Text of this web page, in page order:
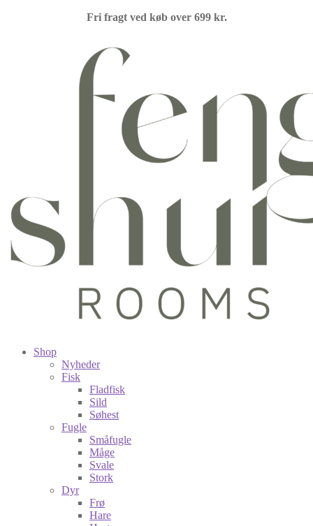
Fri fragt ved køb over 699 kr.
Shop
Nyheder
Fisk
Fladfisk
Sild
Søhest
Fugle
Småfugle
Måge
Svale
Stork
Dyr
Frø
Hare